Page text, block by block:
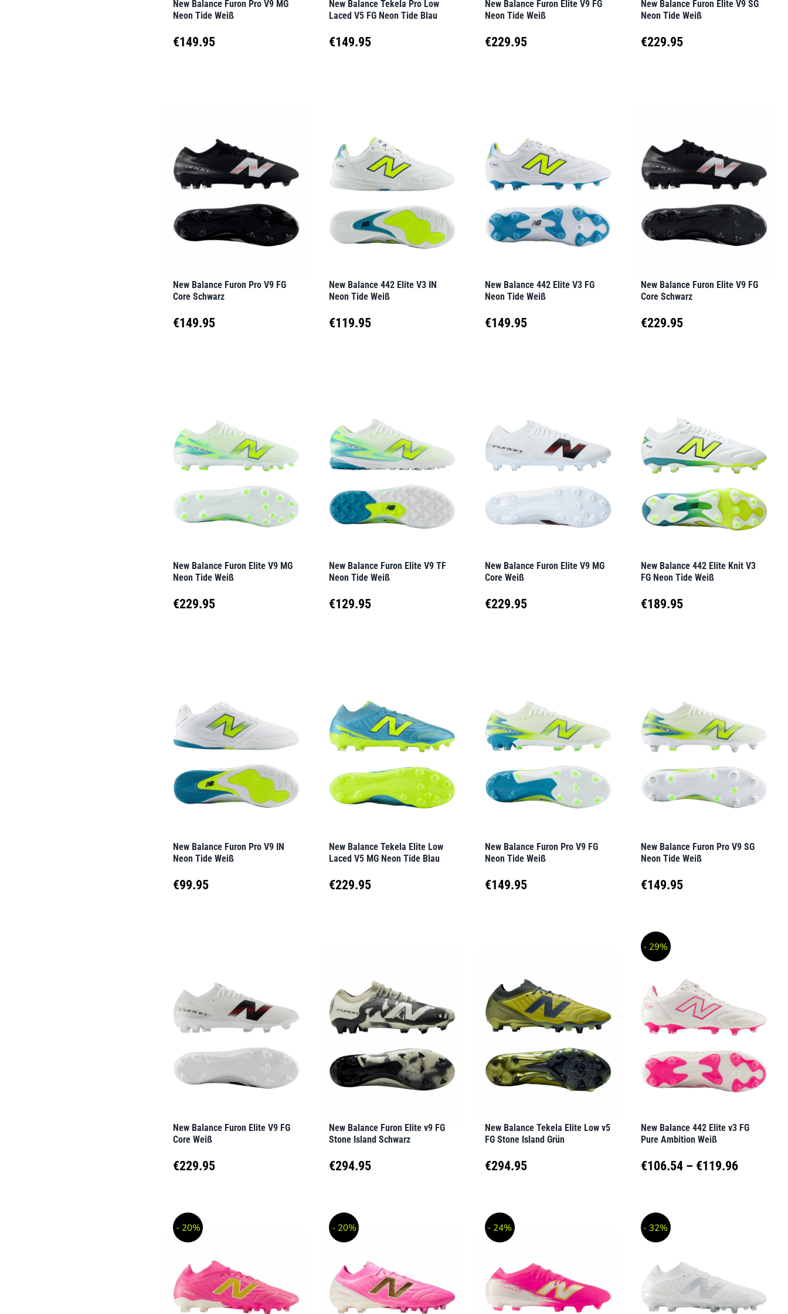
Produktseite
gewählt
Produktseite
gewählt
Produktseite
gewählt
Produktseite
gewählt
New Balance Furon Pro V9 MG
Neon Tide Weiß
€149.95
Varianten
auf.
Die
Optionen
können
der
Produktseite
gewählt
New Balance Tekela Pro Low
Laced V5 FG Neon Tide Blau
€149.95
Varianten
auf.
Die
Optionen
können
der
Produktseite
gewählt
New Balance Furon Elite V9 FG
Neon Tide Weiß
€229.95
Varianten
auf.
Die
Optionen
können
der
Produktseite
gewählt
New Balance Furon Elite V9 SG
Neon Tide Weiß
€229.95
Varianten
auf.
Die
Optionen
können
der
Produktseite
gewählt
New Balance Furon Pro V9 FG
Core Schwarz
€149.95
Varianten
auf.
Die
Optionen
können
der
Produktseite
gewählt
New Balance 442 Elite V3 IN
Neon Tide Weiß
€119.95
Varianten
auf.
Die
Optionen
können
der
Produktseite
gewählt
New Balance 442 Elite V3 FG
Neon Tide Weiß
€149.95
Varianten
auf.
Die
Optionen
können
der
Produktseite
gewählt
New Balance Furon Elite V9 FG
Core Schwarz
€229.95
Varianten
auf.
Die
Optionen
können
der
Produktseite
gewählt
New Balance Furon Elite V9 MG
Neon Tide Weiß
€229.95
Varianten
auf.
Optionen
können
der
Produktseite
gewählt
New Balance Furon Elite V9 TF
Neon Tide Weiß
€129.95
Varianten
auf.
Die
Optionen
können
der
Produktseite
gewählt
New Balance Furon Elite V9 MG
Core Weiß
€229.95
Varianten
auf.
Die
Optionen
können
der
Produktseite
gewählt
New Balance 442 Elite Knit V3
FG Neon Tide Weiß
€189.95
Varianten
auf.
Die
Optionen
können
der
Produktseite
gewählt
New Balance Furon Pro V9 IN
Neon Tide Weiß
€99.95
Varianten
auf.
Die
Optionen
können
der
Produktseite
gewählt
New Balance Tekela Elite Low
Laced V5 MG Neon Tide Blau
€229.95
Varianten
auf.
Die
Optionen
können
der
Produktseite
gewählt
New Balance Furon Pro V9 FG
Neon Tide Weiß
€149.95
Varianten
auf.
Die
Optionen
können
der
Produktseite
gewählt
New Balance Furon Pro V9 SG
Neon Tide Weiß
€149.95
Produkt
weist
Varianten
auf.
Die
Optionen
können
der
Produktseite
gewählt
New Balance Furon Elite V9 FG
Core Weiß
€229.95
Produkt
weist
Varianten
auf.
New Balance Furon Elite v9 FG
Stone Island Schwarz
€294.95
Produkt
weist
Varianten
auf.
New Balance Tekela Elite Low v5
FG Stone Island Grün
€294.95
Produkt
weist
Varianten
auf.
- 29%
New Balance 442 Elite v3 FG
Pure Ambition Weiß
€106.54 – €119.96
Produkt
weist
Varianten
auf.
- 20% - 20% - 24% - 32%